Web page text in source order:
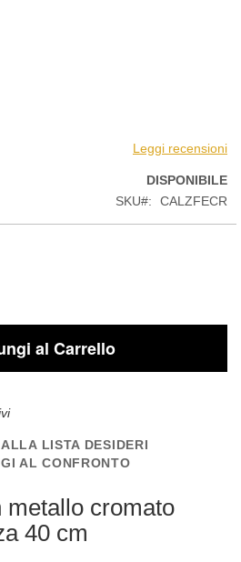
Leggi recensioni
DISPONIBILE
SKU
CALZFECR
al Carrello
LISTA DESIDERI
AL CONFRONTO
metallo cromato
40 cm